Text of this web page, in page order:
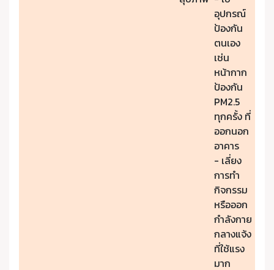
อุปกรณ์
ป้องกัน
ตนเอง
เช่น
หน้ากาก
ป้องกัน
PM2.5
ทุกครั้ง ที่
ออกนอก
อาคาร
- เลี่ยง
การทำ
กิจกรรม
หรือออก
กำลังกาย
กลางแจ้ง
ที่ใช้แรง
มาก